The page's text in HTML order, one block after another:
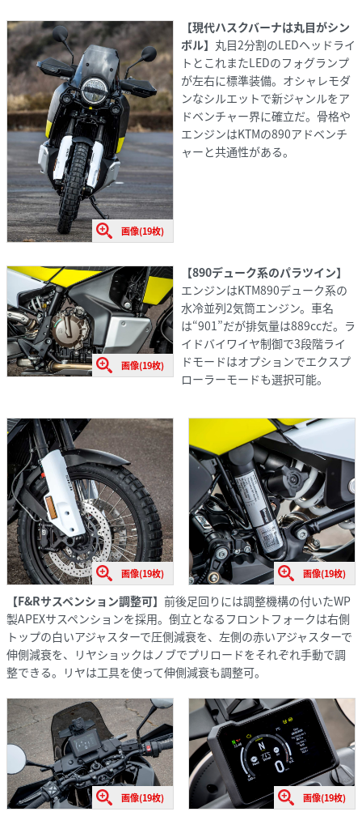
画像(19枚)
【現代ハスクバーナは丸目がシン
ボル】 丸目2分割のLEDヘッドライ
トとこれまたLEDのフォグランプ
が左右に標準装備。オシャレモダ
ンなシルエットで新ジャンルをア
ドベンチャー界に確立だ。骨格や
エンジンはKTMの890アドベンチ
ャーと共通性がある。
画像(19枚)
【890デューク系のパラツイン】
エンジンはKTM890デューク系の
水冷並列2気筒エンジン。車名
は“901”だが排気量は889ccだ。ラ
イドバイワイヤ制御で3段階ライ
ドモードはオプションでエクスプ
ローラーモードも選択可能。
画像(19枚) 画像(19枚)
【F&Rサスペンション調整可】 前後足回りには調整機構の付いたWP
製APEXサスペンションを採用。倒立となるフロントフォークは右側
トップの白いアジャスターで圧側減衰を、左側の赤いアジャスターで
伸側減衰を、リヤショックはノブでプリロードをそれぞれ手動で調
整できる。リヤは工具を使って伸側減衰も調整可。
画像(19枚) 画像(19枚)